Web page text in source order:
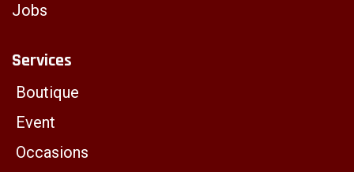
Jobs
Services
Boutique
Event
Occasions